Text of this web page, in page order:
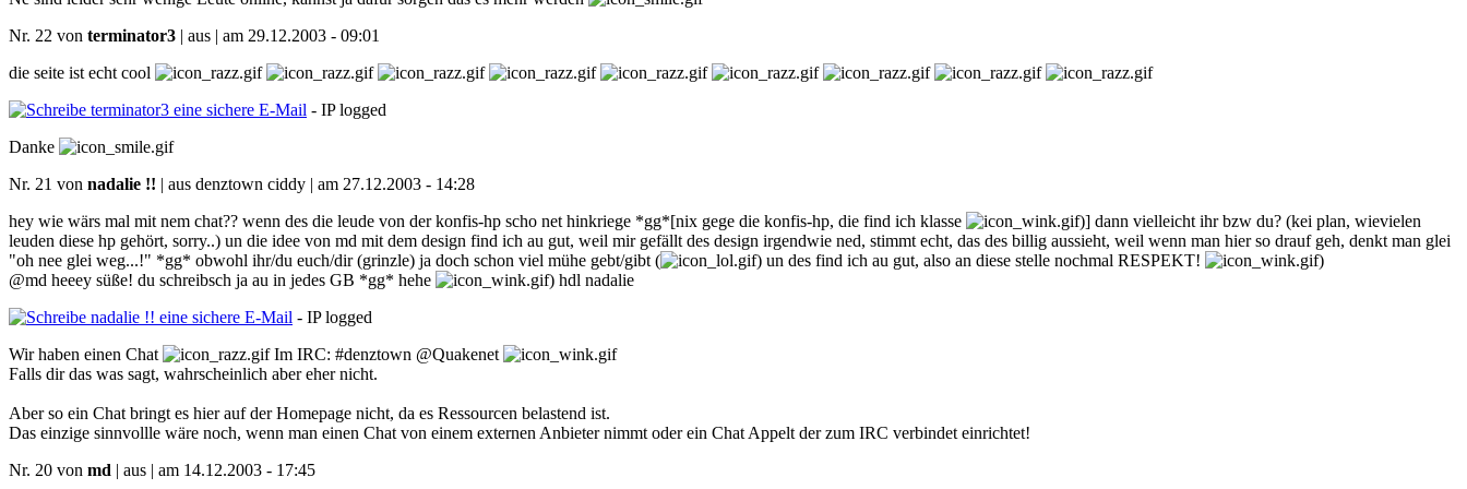
Nr. 22 von terminator3 | aus | am 29.12.2003 - 09:01
die seite ist echt cool
- IP logged
Danke
Nr. 21 von nadalie !! | aus denztown ciddy | am 27.12.2003 - 14:28
hey wie wärs mal mit nem chat?? wenn des die leude von der konfis-hp scho net hinkriege *gg*[nix gege die konfis-hp, die find ich klasse
)] dann vielleicht ihr bzw du? (kei plan, wievielen
leuden diese hp gehört, sorry..) un die idee von md mit dem design find ich au gut, weil mir gefällt des design irgendwie ned, stimmt echt, das des billig aussieht, weil wenn man hier so drauf geh, denkt man glei
"oh nee glei weg...!" *gg* obwohl ihr/du euch/dir (grinzle) ja doch schon viel mühe gebt/gibt (
) un des find ich au gut, also an diese stelle nochmal RESPEKT!
)
@md heeey süße! du schreibsch ja au in jedes GB *gg* hehe
) hdl nadalie
- IP logged
Wir haben einen Chat
Im IRC: #denztown @Quakenet
Falls dir das was sagt, wahrscheinlich aber eher nicht.
Aber so ein Chat bringt es hier auf der Homepage nicht, da es Ressourcen belastend ist.
Das einzige sinnvollle wäre noch, wenn man einen Chat von einem externen Anbieter nimmt oder ein Chat Appelt der zum IRC verbindet einrichtet!
Nr. 20 von md | aus | am 14.12.2003 - 17:45